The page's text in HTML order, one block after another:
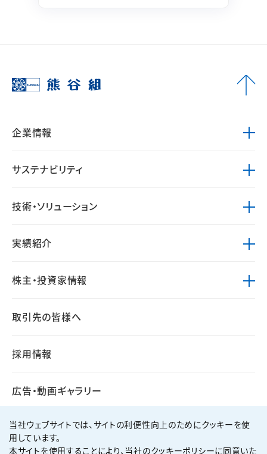
企業情報
サステナビリティ
技術・ソリューション
実績紹介
株主・投資家情報
取引先の皆様へ
採用情報
広告・動画ギャラリー
個人情報保護方針 サイト利用規約
当社ウェブサイトでは、サイトの利便性向上のためにクッキーを使
用しています。
本サイトを使用することにより、当社のクッキーポリシーに同意いた